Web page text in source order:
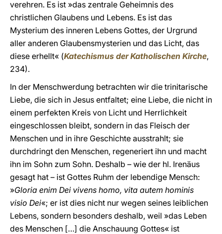
verehren. Es ist »das zentrale Geheimnis des
christlichen Glaubens und Lebens. Es ist das
Mysterium des inneren Lebens Gottes, der Urgrund
aller anderen Glaubensmysterien und das Licht, das
diese erhellt« (Katechismus der Katholischen Kirche,
234).
In der Menschwerdung betrachten wir die trinitarische
Liebe, die sich in Jesus entfaltet; eine Liebe, die nicht in
einem perfekten Kreis von Licht und Herrlichkeit
eingeschlossen bleibt, sondern in das Fleisch der
Menschen und in ihre Geschichte ausstrahlt; sie
durchdringt den Menschen, regeneriert ihn und macht
ihn im Sohn zum Sohn. Deshalb – wie der hl. Irenäus
gesagt hat – ist Gottes Ruhm der lebendige Mensch:
»Gloria enim Dei vivens homo, vita autem hominis
visio Dei«; er ist dies nicht nur wegen seines leiblichen
Lebens, sondern besonders deshalb, weil »das Leben
des Menschen […] die Anschauung Gottes« ist